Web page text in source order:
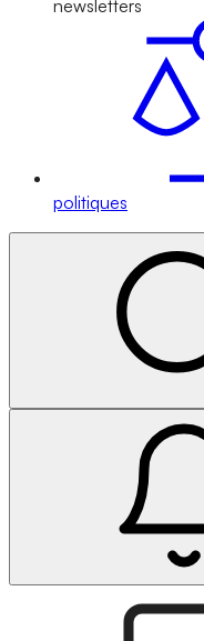
newsletters
politiques